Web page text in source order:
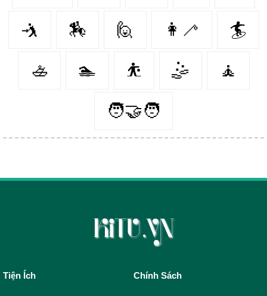
🤺 🏇 🙋‍ 👩‍🦯️ 🏄‍
🚣‍ 🏊‍ ⛹️‍ 🤹‍ 🧘‍
🧑‍🤝‍🧑
Tiện Ích Chính Sách